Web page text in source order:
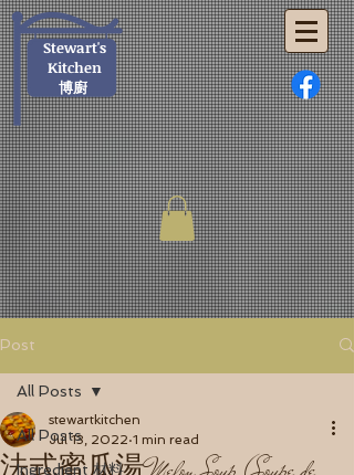
Stewart's
Kitchen
博廚
Post
All Posts
Ingredient 材料
All Posts
stewartkitchen
Jul 13, 2022 1 min read